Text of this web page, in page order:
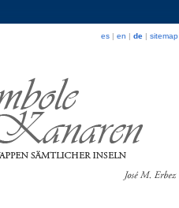
es | en | de | sitemap